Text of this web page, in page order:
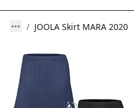
JOOLA Skirt MARA 2020